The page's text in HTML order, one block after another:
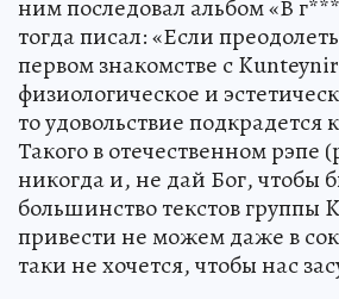
ним последовал альбом «В
тогда писал: «Если
первом знакомстве с Kunteynir
физиологическое и
то удовольствие подкрадется
Такого в отечественном рэпе
никогда и, не дай Бог, чтобы
большинство текстов группы
привести не можем даже в
таки не хочется, чтобы нас